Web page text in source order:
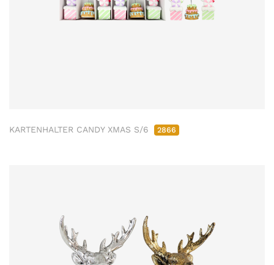
KARTENHALTER CANDY XMAS S/6 2866